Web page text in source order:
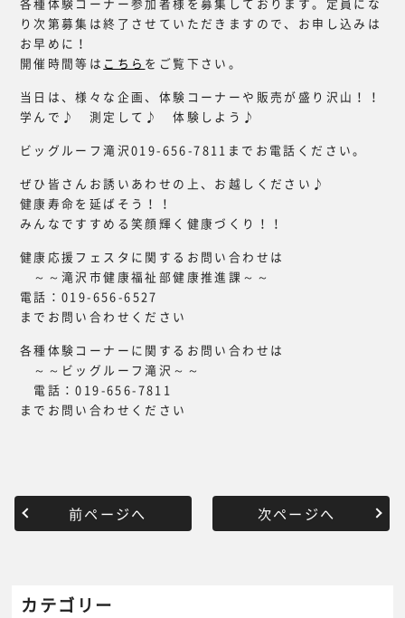
各種体験コーナー参加者様を募集しております。定員にな
り次第募集は終了させていただきますので、お申し込みは
お早めに！
開催時間等は こちら をご覧下さい。
当日は、様々な企画、体験コーナーや販売が盛り沢山！！
学んで♪ 測定して♪ 体験しよう♪
ビッグルーフ滝沢019-656-7811までお電話ください。
ぜひ皆さんお誘いあわせの上、お越しください♪
健康寿命を延ばそう！！
みんなですすめる笑顔輝く健康づくり！！
健康応援フェスタに関するお問い合わせは
～～滝沢市健康福祉部健康推進課～～
電話：019-656-6527
までお問い合わせください
各種体験コーナーに関するお問い合わせは
～～ビッグルーフ滝沢～～
電話：019-656-7811
までお問い合わせください
前ページへ 次ページへ
カテゴリー